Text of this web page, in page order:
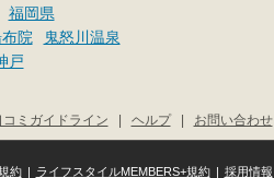
福岡県
院
鬼怒川温泉
戸
お問い合わせ
|
ヘルプ
|
コミガイドライン
採用情報
|
ライフスタイルMEMBERS+規約
|
約